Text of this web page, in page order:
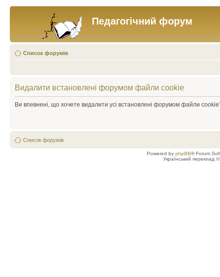
Педагогічний форум
Список форумів
Видалити встановлені форумом файли cookie
Ви впевнені, що хочете видалити усі встановлені форумом файли
Список форумів
Powered by phpBB® Forum
Український переклад